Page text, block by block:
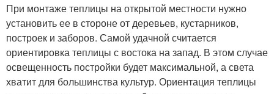
При монтаже теплицы на открытой местности нужно
установить ее в стороне от деревьев, кустарников,
построек и заборов. Самой удачной считается
ориентировка теплицы с востока на запад. В этом случае
освещенность постройки будет максимальной, а света
хватит для большинства культур. Ориентация теплицы